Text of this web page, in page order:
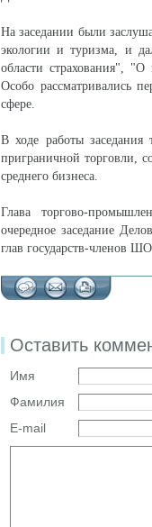
На заседании были
экологии и туризма, и
области страхования", "О
Особо рассматривались
сфере.
В ходе работы
приграничной торговли,
среднего бизнеса.
Глава торгово-
очередное заседание
глав государств-членов
Оставить
Имя
Фамилия
E-mail